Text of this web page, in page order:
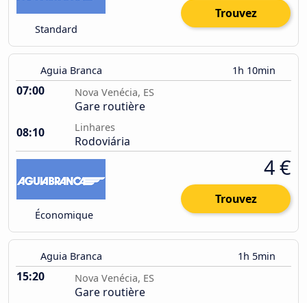
Standard
Trouvez
Aguia Branca 1h 10min
07:00 Nova Venécia, ES
Gare routière
08:10
Linhares
Rodoviária
Économique
4 €
Trouvez
Aguia Branca 1h 5min
15:20 Nova Venécia, ES
Gare routière